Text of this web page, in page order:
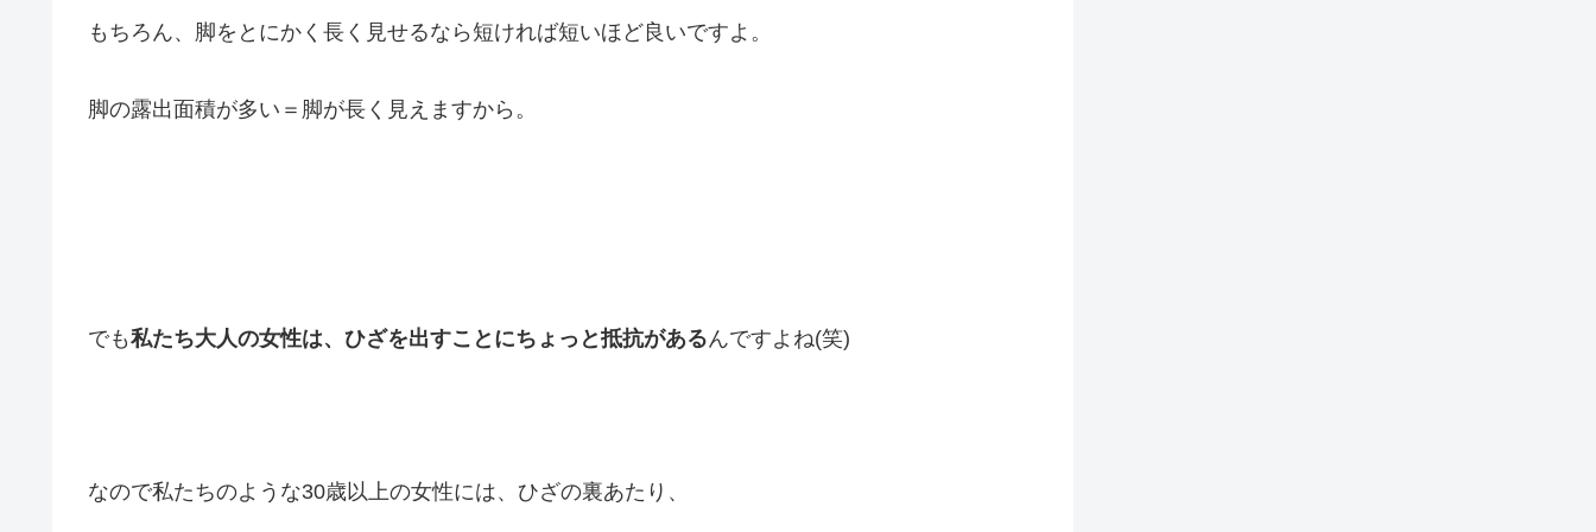
もちろん、脚をとにかく長く見せるなら短ければ短いほど良いですよ。
脚の露出面積が多い＝脚が長く見えますから。
でも私たち大人の女性は、ひざを出すことにちょっと抵抗があるんですよね(笑)
なので私たちのような30歳以上の女性には、ひざの裏あたり、